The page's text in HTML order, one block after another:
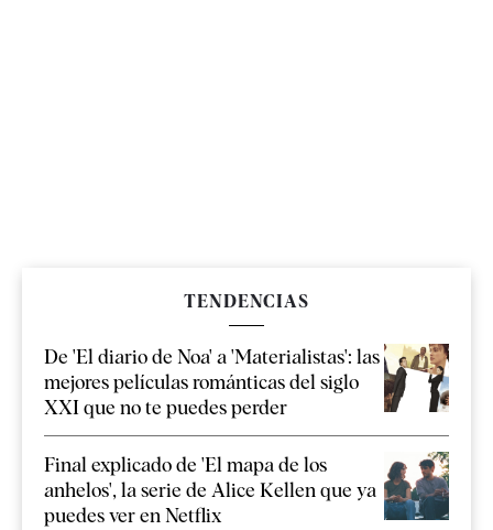
TENDENCIAS
De 'El diario de Noa' a 'Materialistas': las
mejores películas románticas del siglo
XXI que no te puedes perder
Final explicado de 'El mapa de los
anhelos', la serie de Alice Kellen que ya
puedes ver en Netflix